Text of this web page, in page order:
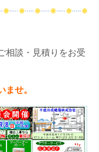
相談・見積りをお受
せ。